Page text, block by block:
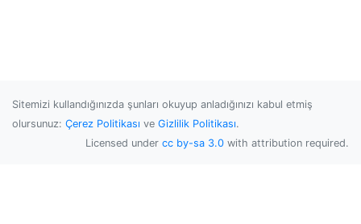
Sitemizi kullandığınızda şunları okuyup anladığınızı kabul etmiş
olursunuz: Çerez Politikası ve Gizlilik Politikası.
Licensed under cc by-sa 3.0 with attribution required.